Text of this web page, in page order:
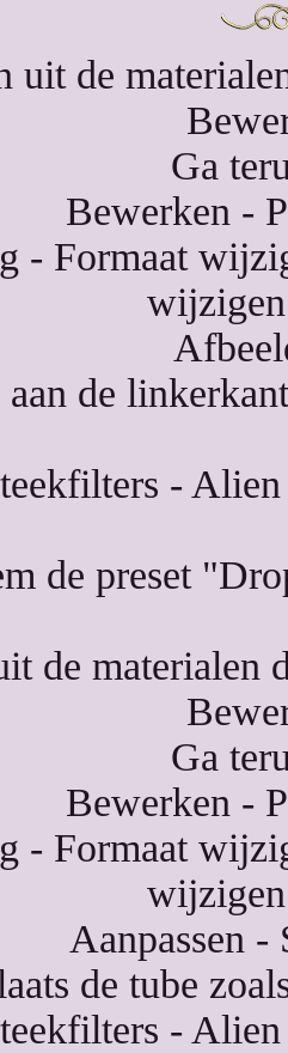
uit de
Ga
Bewerken -
- Formaat
aan de
-
de preset
de materialen
Ga
Bewerken -
- Formaat
Aanpassen -
de tube
-